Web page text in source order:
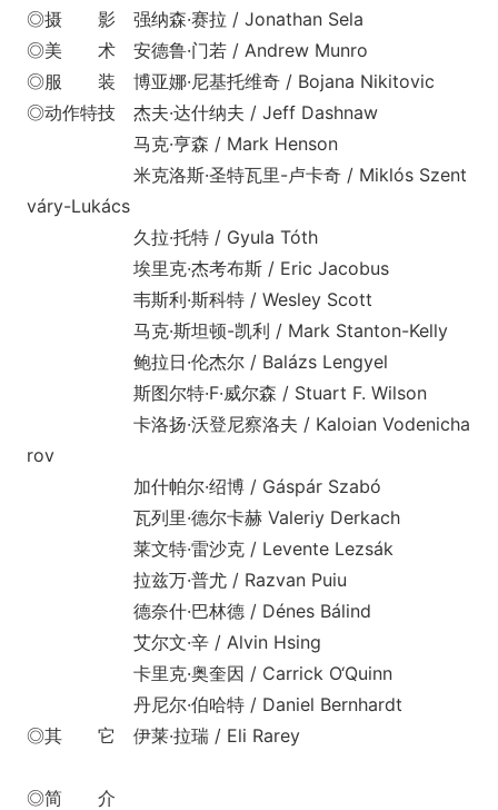
◎摄 影 强纳森·赛拉 / Jonathan Sela
◎美 术 安德鲁·门若 / Andrew Munro
◎服 装 博亚娜·尼基托维奇 / Bojana Nikitovic
◎动作特技 杰夫·达什纳夫 / Jeff Dashnaw
马克·亨森 / Mark Henson
米克洛斯·圣特瓦里-卢卡奇 / Miklós Szent
váry-Lukács
久拉·托特 / Gyula Tóth
埃里克·杰考布斯 / Eric Jacobus
韦斯利·斯科特 / Wesley Scott
马克·斯坦顿-凯利 / Mark Stanton-Kelly
鲍拉日·伦杰尔 / Balázs Lengyel
斯图尔特·F·威尔森 / Stuart F. Wilson
卡洛扬·沃登尼察洛夫 / Kaloian Vodenicha
rov
加什帕尔·绍博 / Gáspár Szabó
瓦列里·德尔卡赫 Valeriy Derkach
莱文特·雷沙克 / Levente Lezsák
拉兹万·普尤 / Razvan Puiu
德奈什·巴林德 / Dénes Bálind
艾尔文·辛 / Alvin Hsing
卡里克·奥奎因 / Carrick O‘Quinn
丹尼尔·伯哈特 / Daniel Bernhardt
◎其 它 伊莱·拉瑞 / Eli Rarey
◎简 介